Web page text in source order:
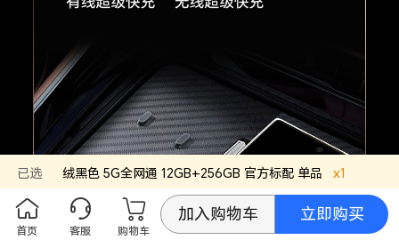
已选 绒黑色 5G全网通 12GB+256GB 官方标配 单品 x1
首页 客服 购物车
加入购物车 立即购买